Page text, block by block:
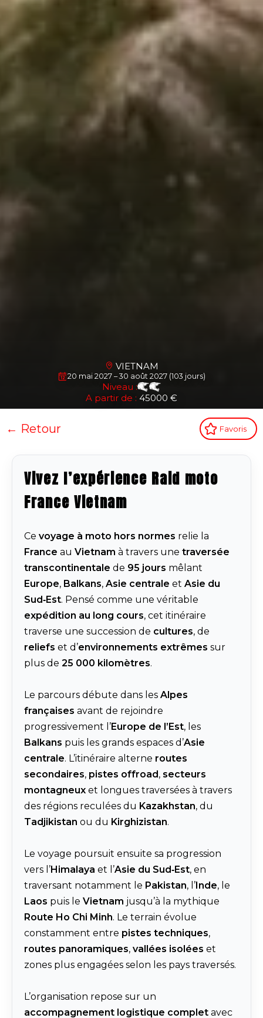
VIETNAM
20 mai 2027 – 30 août 2027 (103 jours)
Niveau :
A partir de : 45000 €
← Retour Favoris
Vivez l’expérience Raid moto
France Vietnam
Ce voyage à moto hors normes relie la
France au Vietnam à travers une traversée
transcontinentale de 95 jours mêlant
Europe, Balkans, Asie centrale et Asie du
Sud‑Est. Pensé comme une véritable
expédition au long cours, cet itinéraire
traverse une succession de cultures, de
reliefs et d’environnements extrêmes sur
plus de 25 000 kilomètres.
Le parcours débute dans les Alpes
françaises avant de rejoindre
progressivement l’Europe de l’Est, les
Balkans puis les grands espaces d’Asie
centrale. L’itinéraire alterne routes
secondaires, pistes offroad , secteurs
montagneux et longues traversées à travers
des régions reculées du Kazakhstan, du
Tadjikistan ou du Kirghizistan.
Le voyage poursuit ensuite sa progression
vers l’Himalaya et l’Asie du Sud‑Est, en
traversant notamment le Pakistan, l’ Inde, le
Laos puis le Vietnam jusqu’à la mythique
Route Ho Chi Minh. Le terrain évolue
constamment entre pistes techniques,
routes panoramiques, vallées isolées et
zones plus engagées selon les pays traversés.
L’organisation repose sur un
accompagnement logistique complet avec